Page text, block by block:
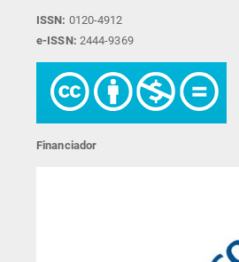
ISSN: 0120-4912
e-ISSN: 2444-9369
Financiador